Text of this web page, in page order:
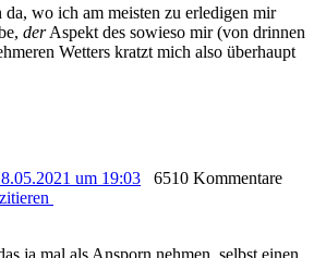
da, wo ich am meisten zu erledigen mir
derAspekt des sowieso mir (von drinnen
Wetters kratzt mich also überhaupt
um 19:03
6510 Kommentare
zitieren
ja mal als Ansporn nehmen, selbst einen